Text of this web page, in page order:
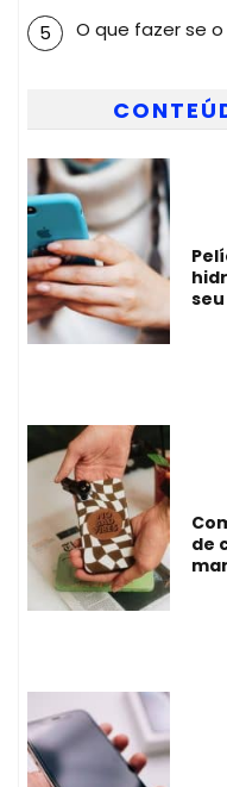
O que fazer se
de